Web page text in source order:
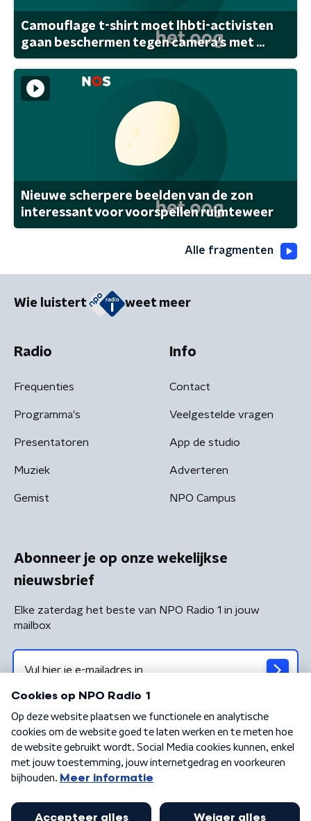
Camouflage t-shirt moet lhbti-activisten
gaan beschermen tegen camera's met ...
Nieuwe scherpere beelden van de zon
interessant voor voorspellen ruimteweer
Alle fragmenten
Wie luistert weet meer
Radio
Frequenties
Programma's
Presentatoren
Muziek
Gemist
Info
Contact
Veelgestelde vragen
App de studio
Adverteren
NPO Campus
Abonneer je op onze wekelijkse
nieuwsbrief
Elke zaterdag het beste van NPO Radio 1 in jouw
mailbox
Algemene voorwaarden